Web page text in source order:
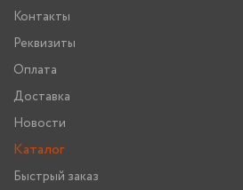
Контакты
Реквизиты
Оплата
Доставка
Новости
Каталог
Быстрый заказ